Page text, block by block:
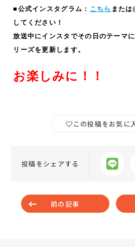
■公式インスタグラム： こちら また
してください！
放送中にインスタでその日のテーマ
リーズを更新します。
お楽しみに！！
この投稿をお気に
投稿をシェアする
前の記事